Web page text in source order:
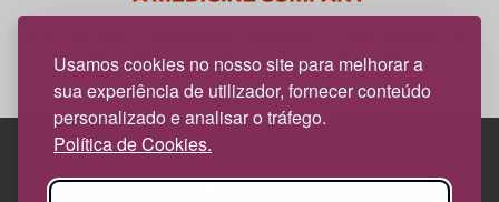
Usamos cookies no nosso site para melhorar a
sua experiência de utilizador, fornecer conteúdo
personalizado e analisar o tráfego.
Política de Cookies.
News Farma, possível com o apoio da Lilly.
Edif. Lisboa Oriente | Av. Infante D. Henrique, n.º 333H, esc.